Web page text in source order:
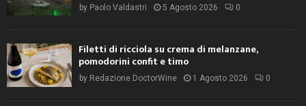
by Paolo Valdastri 5 Agosto 2026 0
Filetti di ricciola su crema di melanzane,
pomodorini confit e timo
by Redazione DoctorWine 1 Agosto 2026 0